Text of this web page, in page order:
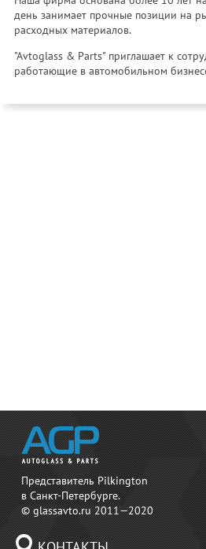
день занимает прочные позиции на
расходных материалов.
"Avtoglass & Parts" приглашает к
работающие в автомобильном
Представитель Pilkington
в Санкт-Петербурге.
© glassavto.ru 2011—2020